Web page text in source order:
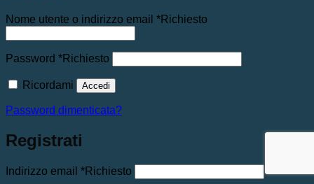
Nome utente o indirizzo email *Richiesto
Password *Richiesto
Ricordami Accedi
Password dimenticata?
Registrati
Indirizzo email *Richiesto